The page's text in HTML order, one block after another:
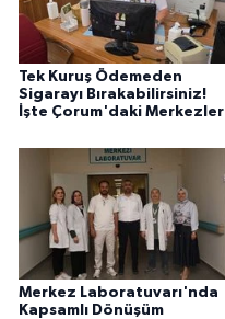
Tek Kuruş Ödemeden
Sigarayı Bırakabilirsiniz!
İşte Çorum'daki Merkezler
Merkez Laboratuvarı'nda
Kapsamlı Dönüşüm